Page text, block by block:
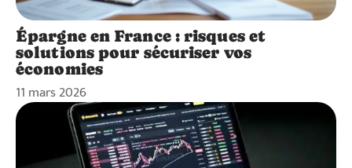
Épargne en France : risques et
solutions pour sécuriser vos
économies
11 mars 2026